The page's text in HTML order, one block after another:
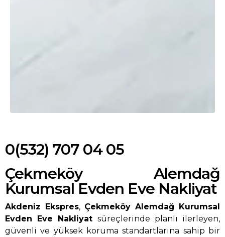
0(532) 707 04 05
Çekmeköy Alemdağ
Kurumsal Evden Eve Nakliyat
Akdeniz Ekspres, Çekmeköy Alemdağ Kurumsal
Evden Eve Nakliyat süreçlerinde planlı ilerleyen,
güvenli ve yüksek koruma standartlarına sahip bir